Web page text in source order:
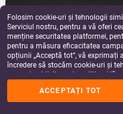
apps
Folosim cookie-uri și tehnologii
Serviciul nostru, pentru a vă oferi
menține securitatea platformei,
pentru a măsura eficacitatea
opțiunii „Acceptă tot”, vă
încredere să stocăm cookie-uri și
scopuri publicitare și analitice. Vă
făcând clic pe „Gestionează
rugăm să consultațiPolitica
ACCEPTAȚI TOT